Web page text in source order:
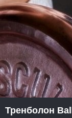
Тренболон